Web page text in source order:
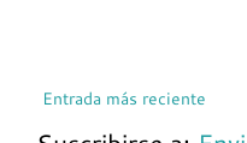
Entrada más reciente